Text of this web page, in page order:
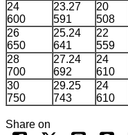
24
600
23.27
591
20
508
26
650
25.24
641
22
559
28
700
27.24
692
24
610
30
750
29.25
743
24
610
Share on